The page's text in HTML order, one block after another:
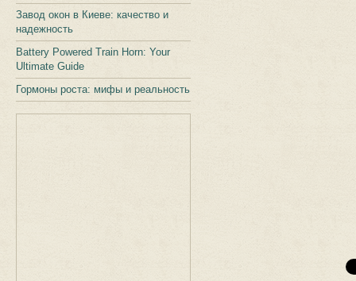
Завод окон в Киеве: качество и
надежность
Battery Powered Train Horn: Your
Ultimate Guide
Гормоны роста: мифы и реальность